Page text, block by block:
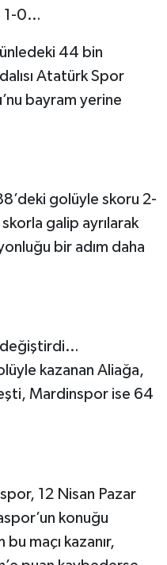
1-0…
44 bin
Atatürk Spor
bayram yerine
golüyle skoru 2-
galip ayrılarak
bir adım daha
değiştirdi…
kazanan Aliağa,
Mardinspor ise 64
12 Nisan Pazar
konuğu
maçı kazanır,